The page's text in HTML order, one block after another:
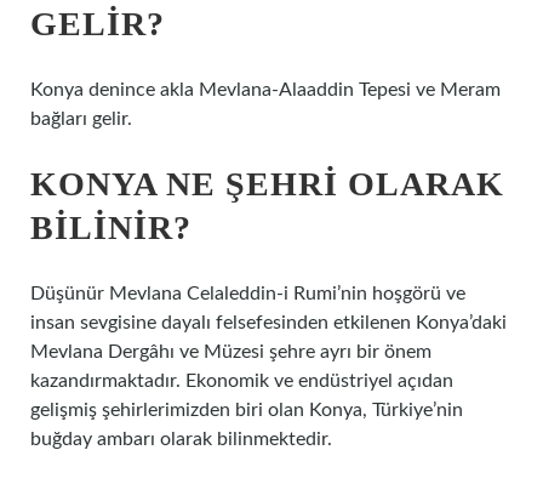
GELIR?
Konya denince akla Mevlana-Alaaddin Tepesi ve Meram
bağları gelir.
KONYA NE ŞEHRI OLARAK
BILINIR?
Düşünür Mevlana Celaleddin-i Rumi’nin hoşgörü ve
insan sevgisine dayalı felsefesinden etkilenen Konya’daki
Mevlana Dergâhı ve Müzesi şehre ayrı bir önem
kazandırmaktadır. Ekonomik ve endüstriyel açıdan
gelişmiş şehirlerimizden biri olan Konya, Türkiye’nin
buğday ambarı olarak bilinmektedir.